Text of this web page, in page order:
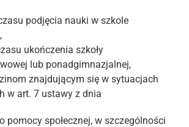
podjęcia nauki w szkole
ukończenia szkoły
lub ponadgimnazjalnej,
znajdującym się w sytuacjach
w art. 7 ustawy z dnia
pomocy społecznej, w szczególności